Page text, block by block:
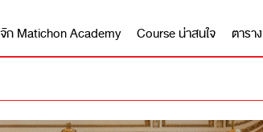
ก Matichon Academy Course น่าสนใจ ตารา